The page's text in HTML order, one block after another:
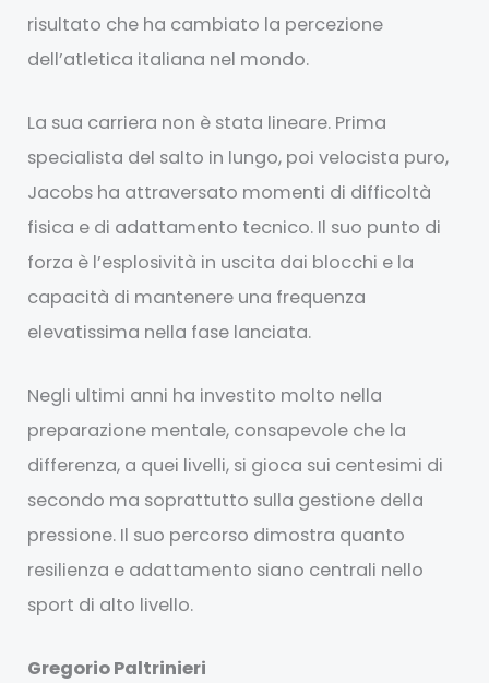
risultato che ha cambiato la percezione
dell’atletica italiana nel mondo.
La sua carriera non è stata lineare. Prima
specialista del salto in lungo, poi velocista puro,
Jacobs ha attraversato momenti di difficoltà
fisica e di adattamento tecnico. Il suo punto di
forza è l’esplosività in uscita dai blocchi e la
capacità di mantenere una frequenza
elevatissima nella fase lanciata.
Negli ultimi anni ha investito molto nella
preparazione mentale, consapevole che la
differenza, a quei livelli, si gioca sui centesimi di
secondo ma soprattutto sulla gestione della
pressione. Il suo percorso dimostra quanto
resilienza e adattamento siano centrali nello
sport di alto livello.
Gregorio Paltrinieri